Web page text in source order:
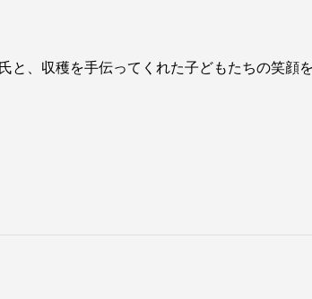
と、収穫を手伝ってくれた子どもたちの笑顔